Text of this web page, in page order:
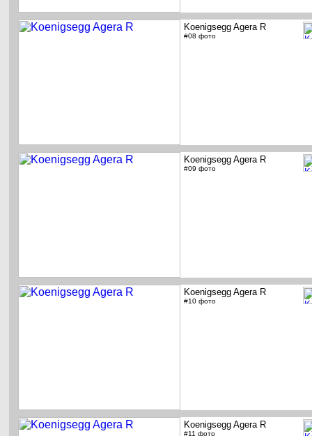
Koenigsegg Agera R
#08 фото
Koenigsegg Agera R
#09 фото
Koenigsegg Agera R
#10 фото
Koenigsegg Agera R
#11 фото